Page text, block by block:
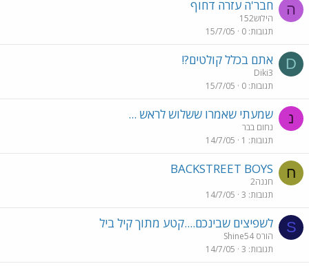
ה חבר'ה עזרה דחוף
הילוש152
תגובות 0
15/7/05
D אתם בכלל קולטים?!
Diki3
תגובות 0
15/7/05
נ שמעתי שאמרו ששלוש לראש ...
נחום בבר
תגובות 1
14/7/05
ח BACKSTREET BOYS
חננה2
תגובות 3
14/7/05
S לשפיצים שבינכם....קטע מתוך קיל ביל
Shine54 הורס
תגובות 3
14/7/05